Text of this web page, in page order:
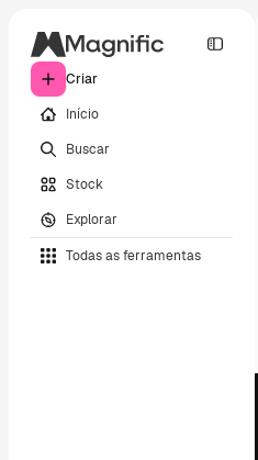
Criar
Início
Buscar
Stock
Explorar
Todas as ferramentas